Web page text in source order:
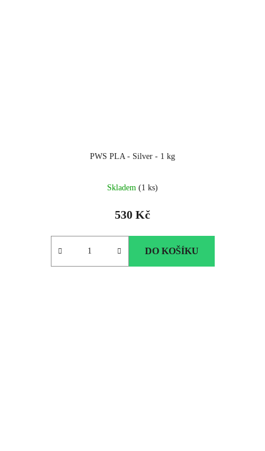
PWS PLA - Silver - 1 kg
Skladem (1 ks)
530 Kč
DO KOŠÍKU